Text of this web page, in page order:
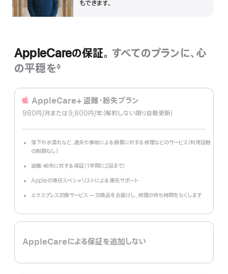
もできます。
表
示
AppleCareの保証。 すべてのプランに、心
の平穏を
注
◊
AppleCare+ 盗難・紛失プラン
980円/月per
または9,800円/年年
（解約しない限り自動更新）
落下や水濡れなど、過失や事故による損傷に対する修理などのサービス（利用回数
の制限なし）
盗難・紛失に対する保証（1年間に2回まで）
Appleの専任スペシャリストによる優先サポート
エクスプレス交換サービス — 交換品をお届けし、修理の待ち時間をなくします
AppleCareによる保証を追加しない